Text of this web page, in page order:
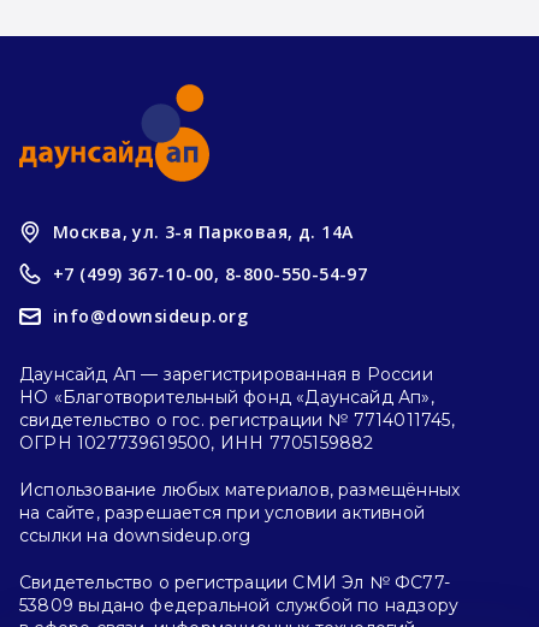
Москва, ул. 3-я Парковая, д. 14А
+7 (499) 367-10-00, 8-800-550-54-97
info@downsideup.org
Даунсайд Ап — зарегистрированная в России
НО «Благотворительный фонд «Даунсайд Ап»,
свидетельство о гос. регистрации № 7714011745,
ОГРН 1027739619500, ИНН 7705159882
Использование любых материалов, размещённых
на сайте, разрешается при условии активной
ссылки на downsideup.org
Свидетельство о регистрации СМИ Эл № ФС77-
53809 выдано федеральной службой по надзору